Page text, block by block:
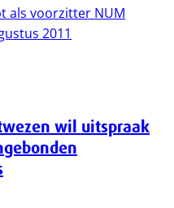
als voorzitter NUM
2011
wil uitspraak